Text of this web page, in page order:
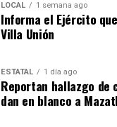
LOCAL 1 semana ago
Informa el Ejército
Villa Unión
ESTATAL 1 día ago
Reportan hallazgo de
dan en blanco a